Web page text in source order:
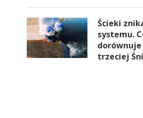
Ścieki
systemu.
trzeciej